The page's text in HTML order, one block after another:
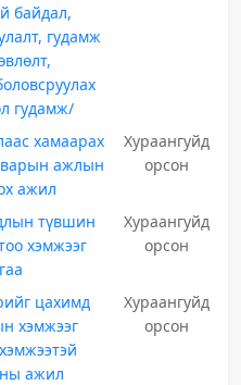
байдал,
гудамж
гудамж/
хамаарах
ажлын
ажил
Хураангуйд
орсон
түвшин
хэмжээг
Хураангуйд
орсон
цахимд
хэмжээг
ажил
Хураангуйд
орсон